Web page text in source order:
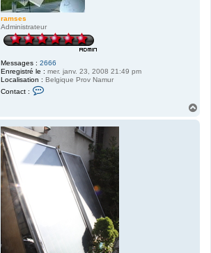
ramses
Administrateur
Messages : 2666
Enregistré le : mer. janv. 23, 2008 21:49 pm
Localisation : Belgique Prov Namur
Contact :
a
c
e